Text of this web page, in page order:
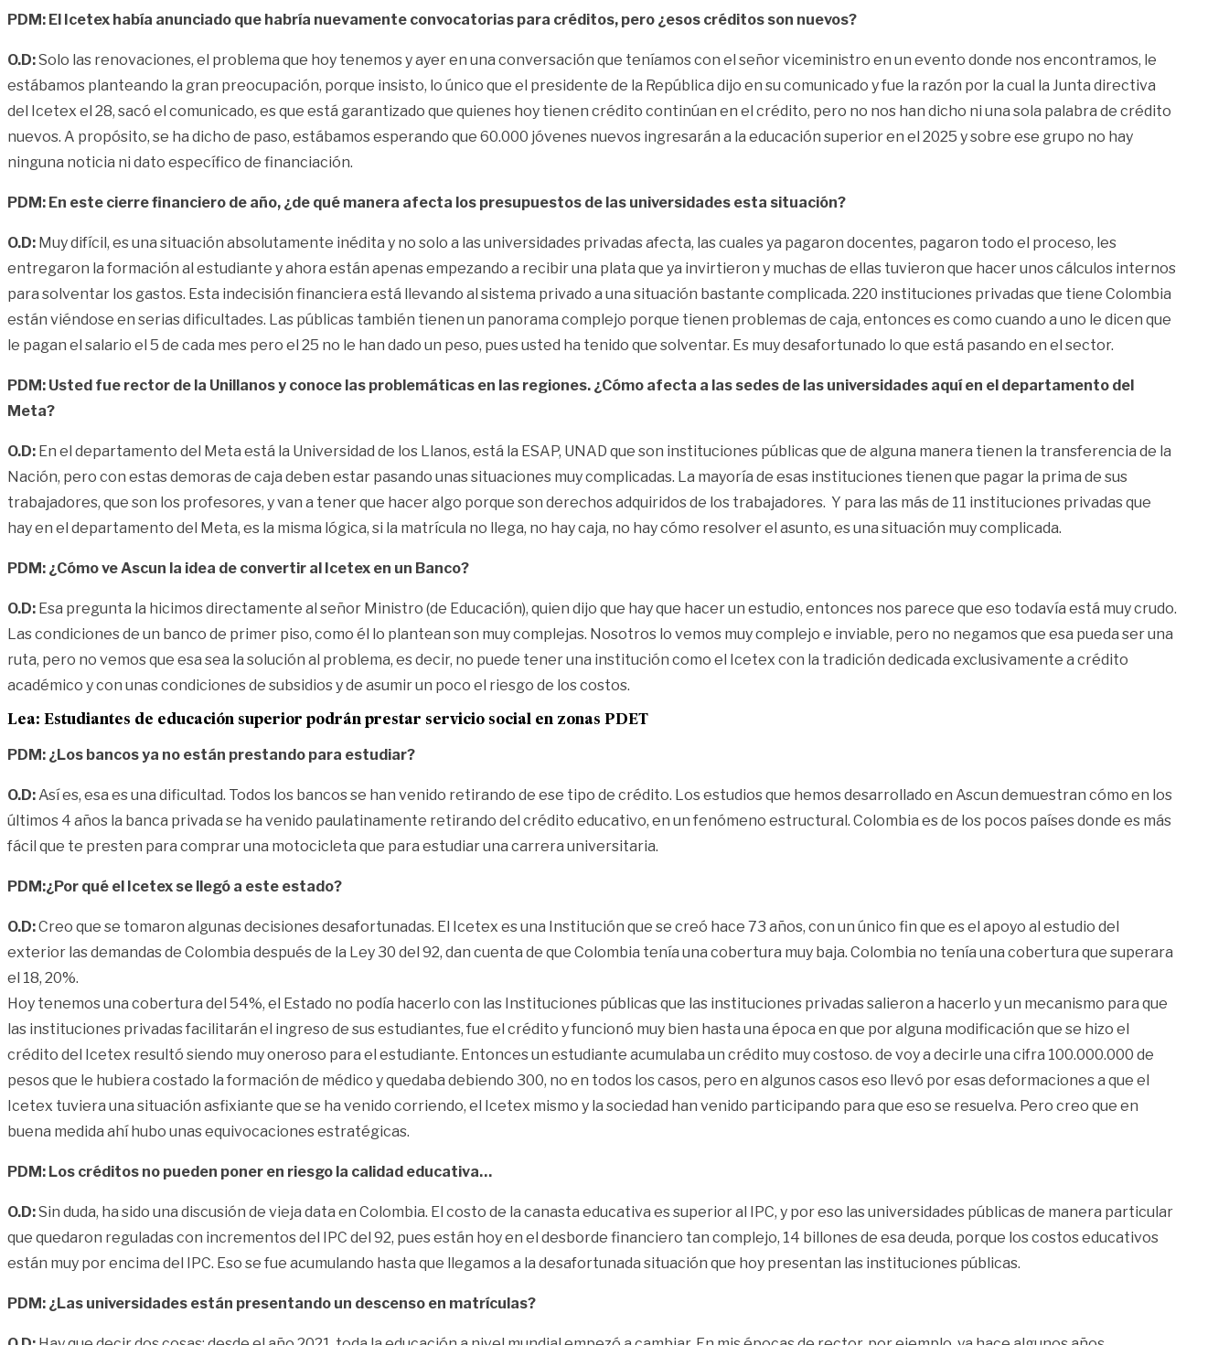
PDM: El Icetex había anunciado que habría nuevamente convocatorias para créditos, pero ¿esos créditos son nuevos?
O.D:Solo las renovaciones, el problema que hoy tenemos y ayer en una conversación que teníamos con el señor viceministro en un evento donde nos encontramos, le
estábamos planteando la gran preocupación, porque insisto, lo único que el presidente de la República dijo en su comunicado y fue la razón por la cual la Junta directiva
del Icetex el 28, sacó el comunicado, es que está garantizado que quienes hoy tienen crédito continúan en el crédito, pero no nos han dicho ni una sola palabra de crédito
nuevos. A propósito, se ha dicho de paso, estábamos esperando que 60.000 jóvenes nuevos ingresarán a la educación superior en el 2025 y sobre ese grupo no hay
ninguna noticia ni dato específico de financiación.
PDM: En este cierre financiero de año, ¿de qué manera afecta los presupuestos de las universidades esta situación?
O.D: Muy difícil, es una situación absolutamente inédita y no solo a las universidades privadas afecta, las cuales ya pagaron docentes, pagaron todo el proceso, les
entregaron la formación al estudiante y ahora están apenas empezando a recibir una plata que ya invirtieron y muchas de ellas tuvieron que hacer unos cálculos internos
para solventar los gastos. Esta indecisión financiera está llevando al sistema privado a una situación bastante complicada. 220 instituciones privadas que tiene Colombia
están viéndose en serias dificultades. Las públicas también tienen un panorama complejo porque tienen problemas de caja, entonces es como cuando a uno le dicen que
le pagan el salario el 5 de cada mes pero el 25 no le han dado un peso, pues usted ha tenido que solventar. Es muy desafortunado lo que está pasando en el sector.
PDM: Usted fue rector de la Unillanos y conoce las problemáticas en las regiones. ¿Cómo afecta a las sedes de las universidades aquí en el departamento del
Meta?
O.D: En el departamento del Meta está la Universidad de los Llanos, está la ESAP, UNAD que son instituciones públicas que de alguna manera tienen la transferencia de la
Nación, pero con estas demoras de caja deben estar pasando unas situaciones muy complicadas. La mayoría de esas instituciones tienen que pagar la prima de sus
trabajadores, que son los profesores, y van a tener que hacer algo porque son derechos adquiridos de los trabajadores. Y para las más de 11 instituciones privadas que
hay en el departamento del Meta, es la misma lógica, si la matrícula no llega, no hay caja, no hay cómo resolver el asunto, es una situación muy complicada.
PDM: ¿Cómo ve Ascun la idea de convertir al Icetex en un Banco?
O.D: Esa pregunta la hicimos directamente al señor Ministro (de Educación), quien dijo que hay que hacer un estudio, entonces nos parece que eso todavía está muy crudo.
Las condiciones de un banco de primer piso, como él lo plantean son muy complejas. Nosotros lo vemos muy complejo e inviable, pero no negamos que esa pueda ser una
ruta, pero no vemos que esa sea la solución al problema, es decir, no puede tener una institución como el Icetex con la tradición dedicada exclusivamente a crédito
académico y con unas condiciones de subsidios y de asumir un poco el riesgo de los costos.
Lea: Estudiantes de educación superior podrán prestar servicio social en zonas PDET
PDM: ¿Los bancos ya no están prestando para estudiar?
O.D:Así es, esa es una dificultad. Todos los bancos se han venido retirando de ese tipo de crédito. Los estudios que hemos desarrollado en Ascun demuestran cómo en los
últimos 4 años la banca privada se ha venido paulatinamente retirando del crédito educativo, en un fenómeno estructural. Colombia es de los pocos países donde es más
fácil que te presten para comprar una motocicleta que para estudiar una carrera universitaria.
PDM:¿Por qué el Icetex se llegó a este estado?
O.D:Creo que se tomaron algunas decisiones desafortunadas. El Icetex es una Institución que se creó hace 73 años, con un único fin que es el apoyo al estudio del
exterior las demandas de Colombia después de la Ley 30 del 92, dan cuenta de que Colombia tenía una cobertura muy baja. Colombia no tenía una cobertura que superara
el 18, 20%.
Hoy tenemos una cobertura del 54%, el Estado no podía hacerlo con las Instituciones públicas que las instituciones privadas salieron a hacerlo y un mecanismo para que
las instituciones privadas facilitarán el ingreso de sus estudiantes, fue el crédito y funcionó muy bien hasta una época en que por alguna modificación que se hizo el
crédito del Icetex resultó siendo muy oneroso para el estudiante. Entonces un estudiante acumulaba un crédito muy costoso. de voy a decirle una cifra 100.000.000 de
pesos que le hubiera costado la formación de médico y quedaba debiendo 300, no en todos los casos, pero en algunos casos eso llevó por esas deformaciones a que el
Icetex tuviera una situación asfixiante que se ha venido corriendo, el Icetex mismo y la sociedad han venido participando para que eso se resuelva. Pero creo que en
buena medida ahí hubo unas equivocaciones estratégicas.
PDM: Los créditos no pueden poner en riesgo la calidad educativa…
O.D:Sin duda, ha sido una discusión de vieja data en Colombia. El costo de la canasta educativa es superior al IPC, y por eso las universidades públicas de manera particular
que quedaron reguladas con incrementos del IPC del 92, pues están hoy en el desborde financiero tan complejo, 14 billones de esa deuda, porque los costos educativos
están muy por encima del IPC. Eso se fue acumulando hasta que llegamos a la desafortunada situación que hoy presentan las instituciones públicas.
PDM: ¿Las universidades están presentando un descenso en matrículas?